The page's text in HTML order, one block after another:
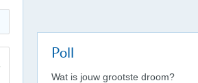
Poll
Wat is jouw grootste droom?